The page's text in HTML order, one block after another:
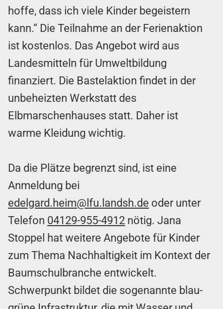
hoffe, dass ich viele Kinder begeistern
kann.“ Die Teilnahme an der Ferienaktion
ist kostenlos. Das Angebot wird aus
Landesmitteln für Umweltbildung
finanziert. Die Bastelaktion findet in der
unbeheizten Werkstatt des
Elbmarschenhauses statt. Daher ist
warme Kleidung wichtig.
Da die Plätze begrenzt sind, ist eine
Anmeldung bei
edelgard.heim@lfu.landsh.de oder unter
Telefon 04129-955-4912 nötig. Jana
Stoppel hat weitere Angebote für Kinder
zum Thema Nachhaltigkeit im Kontext der
Baumschulbranche entwickelt.
Schwerpunkt bildet die sogenannte blau-